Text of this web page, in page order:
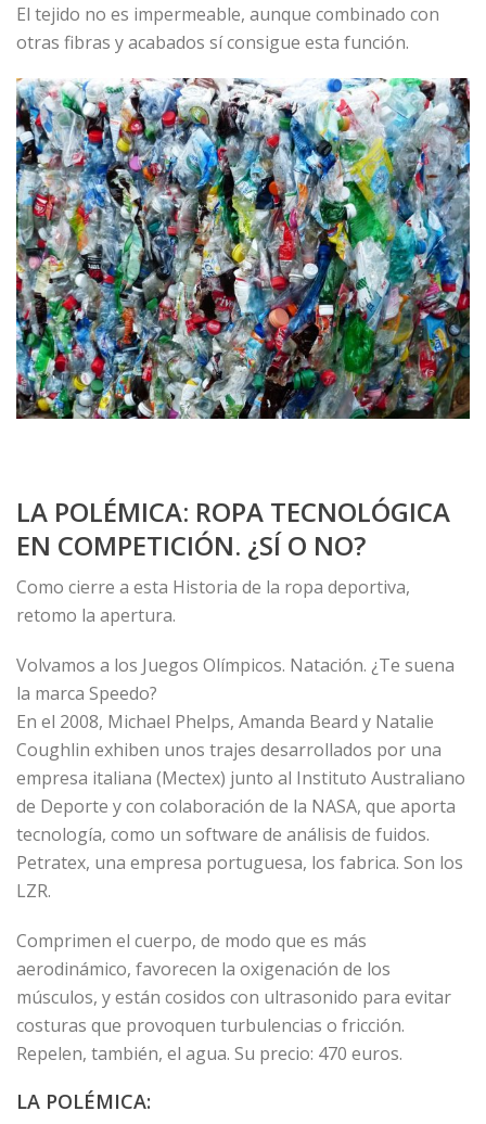
El tejido no es impermeable, aunque combinado con
otras fibras y acabados sí consigue esta función.
LA POLÉMICA: ROPA TECNOLÓGICA
EN COMPETICIÓN. ¿SÍ O NO?
Como cierre a esta Historia de la ropa deportiva,
retomo la apertura.
Volvamos a los Juegos Olímpicos. Natación. ¿Te suena
la marca Speedo?
En el 2008, Michael Phelps, Amanda Beard y Natalie
Coughlin exhiben unos trajes desarrollados por una
empresa italiana (Mectex) junto al Instituto Australiano
de Deporte y con colaboración de la NASA, que aporta
tecnología, como un software de análisis de fuidos.
Petratex, una empresa portuguesa, los fabrica. Son los
LZR.
Comprimen el cuerpo, de modo que es más
aerodinámico, favorecen la oxigenación de los
músculos, y están cosidos con ultrasonido para evitar
costuras que provoquen turbulencias o fricción.
Repelen, también, el agua. Su precio: 470 euros.
LA POLÉMICA: